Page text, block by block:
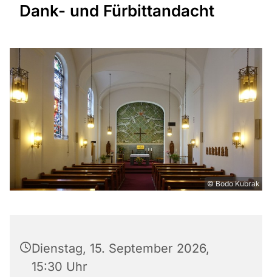
Dank- und Fürbittandacht
© Bodo Kubrak
Dienstag, 15. September 2026,
15:30 Uhr